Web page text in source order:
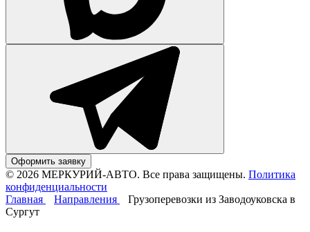
Оформить заявку
© 2026 МЕРКУРИЙ-АВТО. Все права защищены. Политика
конфиденциальности
Главная
Направления
Грузоперевозки из Заводоуковска в
Сургут